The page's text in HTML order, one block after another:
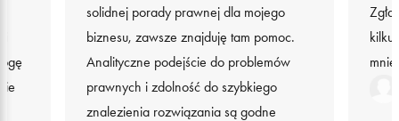
solidnej porady prawnej dla mojego
biznesu, zawsze znajduję tam pomoc.
Analityczne podejście do problemów
prawnych i zdolność do szybkiego
znalezienia rozwiązania są godne
kilku